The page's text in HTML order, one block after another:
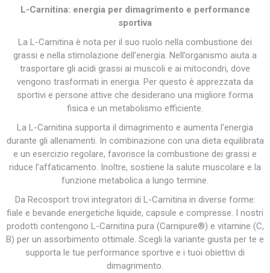
L-Carnitina: energia per dimagrimento e performance
sportiva
La L-Carnitina è nota per il suo ruolo nella combustione dei
grassi e nella stimolazione dell’energia. Nell’organismo aiuta a
trasportare gli acidi grassi ai muscoli e ai mitocondri, dove
vengono trasformati in energia. Per questo è apprezzata da
sportivi e persone attive che desiderano una migliore forma
fisica e un metabolismo efficiente.
La L-Carnitina supporta il dimagrimento e aumenta l’energia
durante gli allenamenti. In combinazione con una dieta equilibrata
e un esercizio regolare, favorisce la combustione dei grassi e
riduce l’affaticamento. Inoltre, sostiene la salute muscolare e la
funzione metabolica a lungo termine.
Da Recosport trovi integratori di L-Carnitina in diverse forme:
fiale e bevande energetiche liquide, capsule e compresse. I nostri
prodotti contengono L-Carnitina pura (Carnipure®) e vitamine (C,
B) per un assorbimento ottimale. Scegli la variante giusta per te e
supporta le tue performance sportive e i tuoi obiettivi di
dimagrimento.